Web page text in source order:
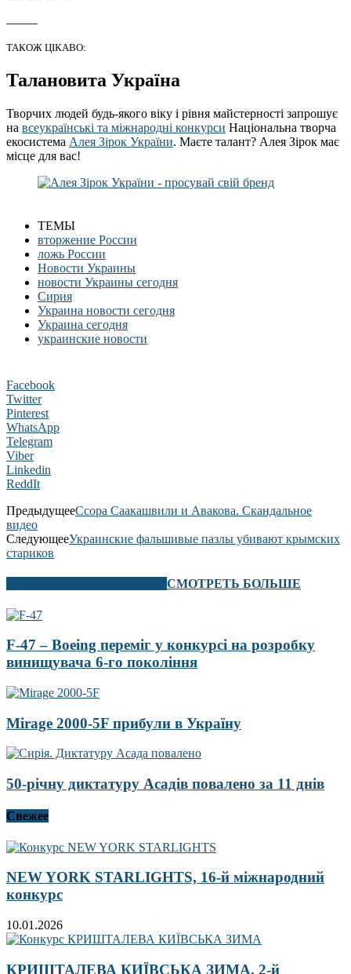
ТАКОЖ ЦІКАВО:
Талановита Україна
Творчих людей будь-якого віку і рівня майстерності запрошує
на всеукраїнські та міжнародні конкурси Національна творча
екосистема Алея Зірок України. Маєте талант? Алея Зірок має
місце для вас!
ТЕМЫ
вторжение России
ложь России
Новости Украины
новости Украины сегодня
Сирия
Украина новости сегодня
Украина сегодня
украинские новости
Facebook
Twitter
Pinterest
WhatsApp
Telegram
Viber
Linkedin
ReddIt
ПредыдущееСсора Саакашвили и Авакова. Скандальное
видео
СледующееУкраинские фальшивые пазлы убивают крымских
стариков
СМОТРЕТЬ БОЛЬШЕ
F-47 – Boeing переміг у конкурсі на розробку
винищувача 6-го покоління
Mirage 2000-5F прибули в Україну
50-річну диктатуру Асадів повалено за 11 днів
Свежее
NEW YORK STARLIGHTS, 16-й міжнародний
конкурс
10.01.2026
КРИШТАЛЕВА КИЇВСЬКА ЗИМА, 2-й